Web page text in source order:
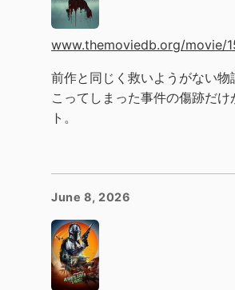
www.themoviedb.org/movie/
前作と同じく救いようがない物
こってしまった事件の傷跡だけ
ト。
June 8, 2026